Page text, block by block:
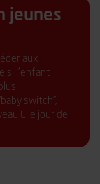
jeunes
aux
si l’enfant
switch”,
C le jour de